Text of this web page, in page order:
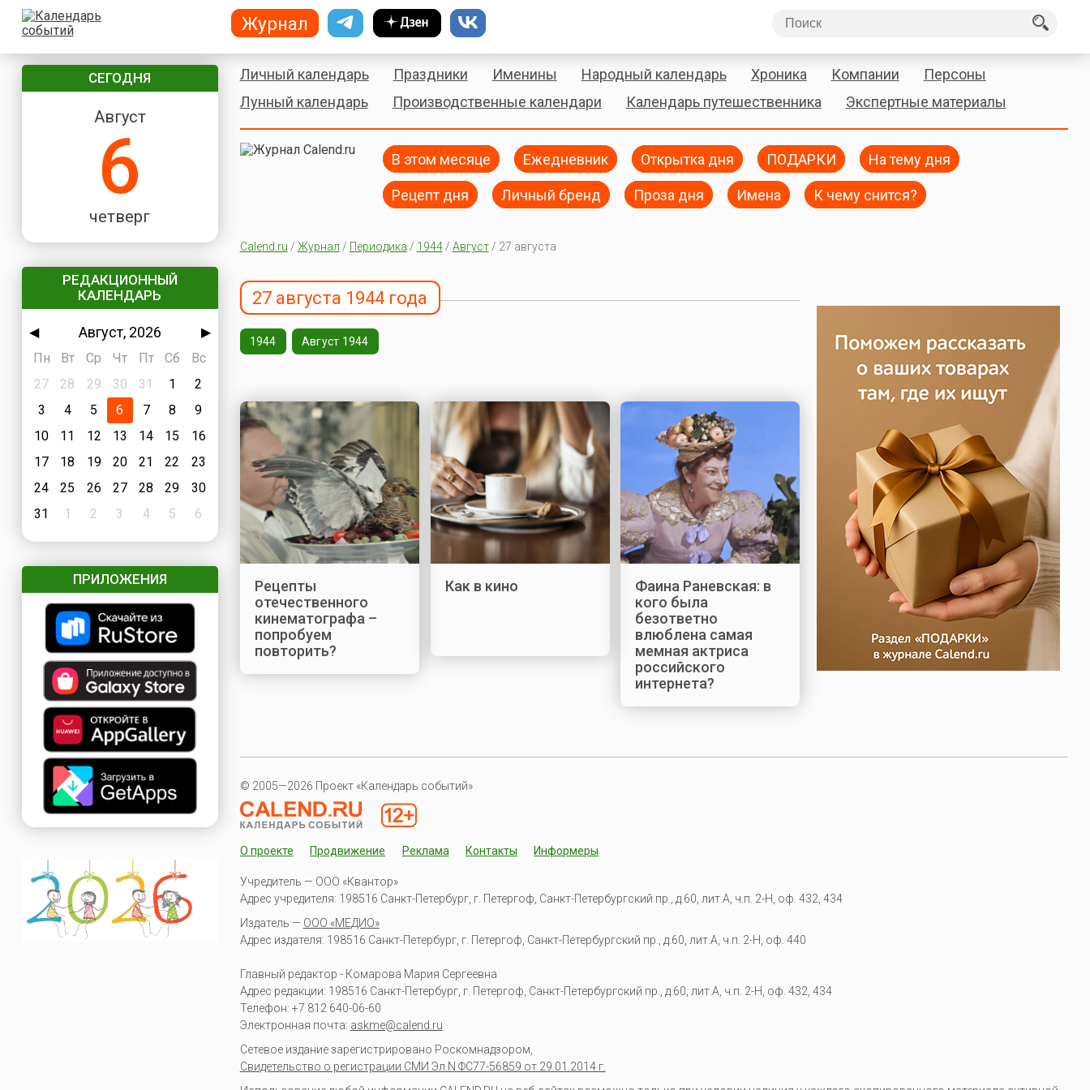
СЕГОДНЯ
Август
6
четверг
РЕДАКЦИОННЫЙ
КАЛЕНДАРЬ
◀ Август, 2026
▶
Пн
Вт Ср Чт Пт Сб
Вс
27
28 29 30 31 1
2
3
4 5 6 7 8
9
10
11 12 13 14 15
16
17
18 19 20 21 22
23
24
25 26 27 28 29
30
31
1 2 3 4 5 6
ПРИЛОЖЕНИЯ
Личный календарь Праздники Именины Народный календарь Хроника Компании
Персоны
Лунный календарь
Производственные календари Календарь путешественника Экспертные материалы
В этом месяце Ежедневник Открытка дня ПОДАРКИ На тему дня
Рецепт дня Личный бренд Проза дня Имена К чему снится?
Calend.ru / Журнал / Периодика / 1944/ Август/ 27 августа
27 августа 1944 года
1944 Август 1944
Рецепты
отечественного
кинематографа –
попробуем
повторить?
Как в кино
Фаина Раневская: в
кого была
безответно
влюблена самая
мемная актриса
российского
интернета?
© 2005—2026 Проект «Календарь событий»
О проекте Продвижение Реклама Контакты Информеры
Учредитель — ООО «Квантор»
Адрес учредителя: 198516 Санкт-Петербург, г. Петергоф, Санкт-Петербургский пр., д.60, лит.А, ч.п. 2-Н, оф. 432, 434
Издатель — ООО «МЕДИО»
Адрес издателя: 198516 Санкт-Петербург, г. Петергоф, Санкт-Петербургский пр., д.60, лит.А, ч.п. 2-Н, оф. 440
Главный редактор - Комарова Мария Сергеевна
Адрес редакции: 198516 Санкт-Петербург, г. Петергоф Санкт-Петербургский пр., д.60, лит.А, ч.п. 2-Н, оф. 432, 434
Телефон: +7 812 640-06-60
Электронная почта: askme@calend.ru
Сетевое издание зарегистрировано Роскомнадзором,
Свидетельство о регистрации СМИ Эл.N ФС77-56859 от 29.01.2014 г.
Журнал